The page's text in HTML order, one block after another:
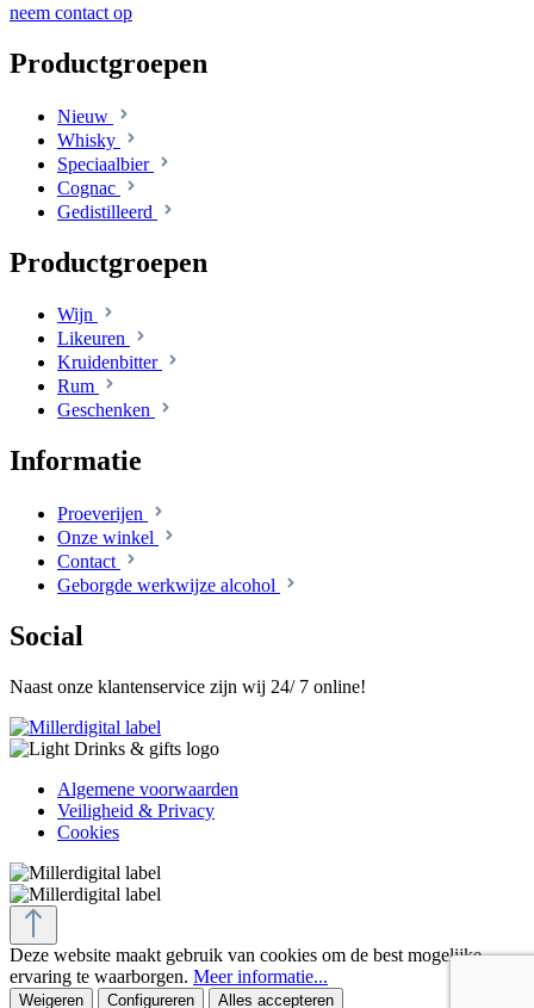
neem contact op
Productgroepen
Nieuw
Whisky
Speciaalbier
Cognac
Gedistilleerd
Productgroepen
Wijn
Likeuren
Kruidenbitter
Rum
Geschenken
Informatie
Proeverijen
Onze winkel
Contact
Geborgde werkwijze alcohol
Social
Naast onze klantenservice zijn wij 24/ 7 online!
Algemene voorwaarden
Veiligheid & Privacy
Cookies
Deze website maakt gebruik van cookies om de best mogelijke
ervaring te waarborgen. Meer informatie...
Weigeren Configureren Alles accepteren